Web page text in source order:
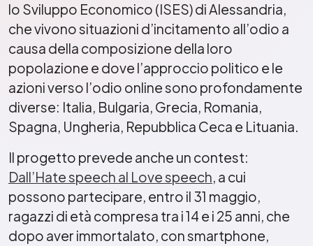
lo Sviluppo Economico (ISES) di Alessandria,
che vivono situazioni d’incitamento all’odio a
causa della composizione della loro
popolazione e dove l’approccio politico e le
azioni verso l’odio online sono profondamente
diverse: Italia, Bulgaria, Grecia, Romania,
Spagna, Ungheria, Repubblica Ceca e Lituania.
Il progetto prevede anche un contest:
Dall’Hate speech al Love speech, a cui
possono partecipare, entro il 31 maggio,
ragazzi di età compresa tra i 14 e i 25 anni, che
dopo aver immortalato, con smartphone,